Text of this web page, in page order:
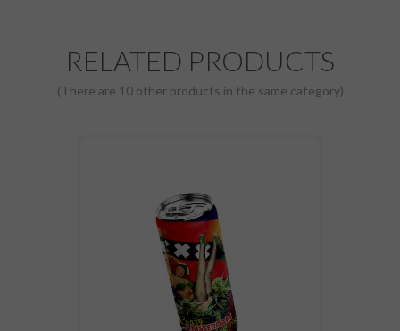
RELATED PRODUCTS
(There are 10 other products in the same category)